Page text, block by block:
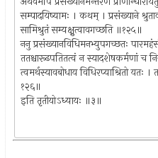
सम्पादयिष्यामः । कथम् । प्रसंख्याने
सामिश्रुतं सम्यक्ष्रुत्वावगच्छति ॥१२५॥
ननु प्रसंख्यानविधिमनभ्युपगच्छतः पारमहंसी
ततश्चारूढपतितत्वं न स्यादशेषकर्मणां च
त्वमर्थस्यावबोधाय विधिरप्याश्रितो यतः
१२६॥
इति तृतीयोऽध्यायः ॥३॥